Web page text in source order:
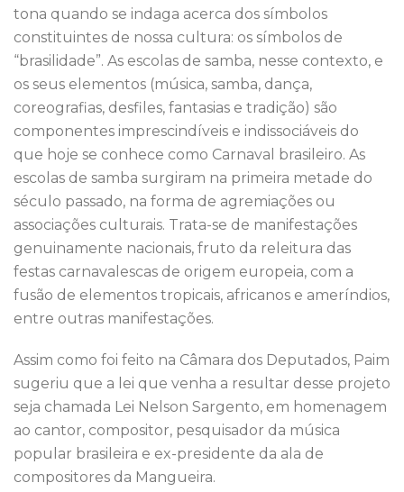
tona quando se indaga acerca dos símbolos
constituintes de nossa cultura: os símbolos de
“brasilidade”. As escolas de samba, nesse contexto, e
os seus elementos (música, samba, dança,
coreografias, desfiles, fantasias e tradição) são
componentes imprescindíveis e indissociáveis do
que hoje se conhece como Carnaval brasileiro. As
escolas de samba surgiram na primeira metade do
século passado, na forma de agremiações ou
associações culturais. Trata-se de manifestações
genuinamente nacionais, fruto da releitura das
festas carnavalescas de origem europeia, com a
fusão de elementos tropicais, africanos e ameríndios,
entre outras manifestações.
Assim como foi feito na Câmara dos Deputados, Paim
sugeriu que a lei que venha a resultar desse projeto
seja chamada Lei Nelson Sargento, em homenagem
ao cantor, compositor, pesquisador da música
popular brasileira e ex-presidente da ala de
compositores da Mangueira.